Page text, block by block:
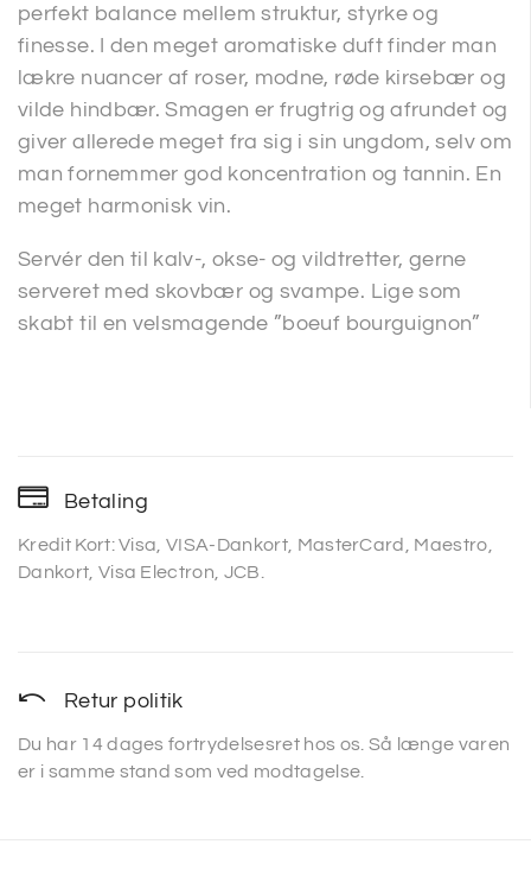
perfekt balance mellem struktur, styrke og
finesse. I den meget aromatiske duft finder man
lækre nuancer af roser, modne, røde kirsebær og
vilde hindbær. Smagen er frugtrig og afrundet og
giver allerede meget fra sig i sin ungdom, selv om
man fornemmer god koncentration og tannin. En
meget harmonisk vin.
Servér den til kalv-, okse- og vildtretter, gerne
serveret med skovbær og svampe. Lige som
skabt til en velsmagende ”boeuf bourguignon”
Betaling
Kredit Kort: Visa, VISA-Dankort, MasterCard, Maestro,
Dankort, Visa Electron, JCB.
Retur politik
Du har 14 dages fortrydelsesret hos os. Så længe varen
er i samme stand som ved modtagelse.